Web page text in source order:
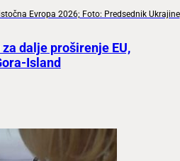
Evropa 2026; Foto: Predsednik Ukrajine
dalje proširenje EU,
Island